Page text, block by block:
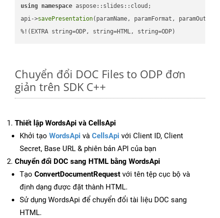
using namespace aspose::slides::cloud;
api->savePresentation(paramName, paramFormat,
%!(EXTRA string=ODP, string=HTML, string=ODP)
Chuyển đổi DOC Files to ODP đơn
giản trên SDK C++
Thiết lập WordsApi và CellsApi
Khởi tạo WordsApi và CellsApi với Client ID, Client
Secret, Base URL & phiên bản API của bạn
Chuyển đổi DOC sang HTML bằng WordsApi
Tạo ConvertDocumentRequest với tên tệp cục bộ và
định dạng được đặt thành HTML.
Sử dụng WordsApi để chuyển đổi tài liệu DOC sang
HTML.